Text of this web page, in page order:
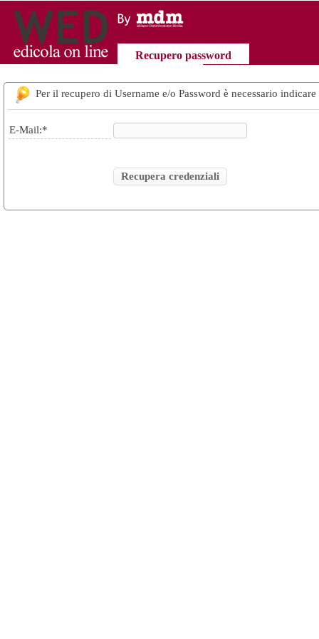
Recupero password
Per il recupero di Username e/o Password è necessario
E-Mail:*